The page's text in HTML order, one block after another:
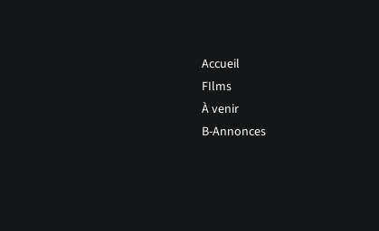
Accueil
FIlms
À venir
B-Annonces